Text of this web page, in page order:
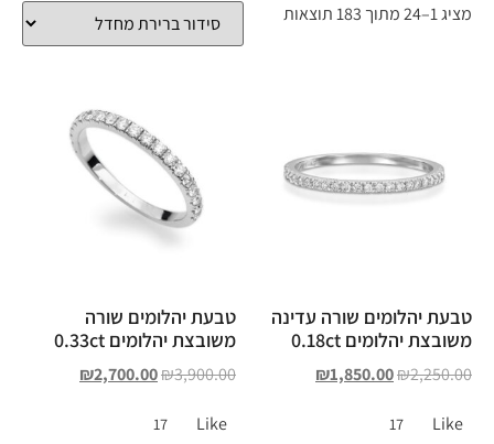
מציג 1–24 מתוך 183 תוצאות
טבעת יהלומים שורה עדינה
משובצת יהלומים 0.18ct
₪2,250.00
₪1,850.00
Like
17
טבעת יהלומים שורה
משובצת יהלומים 0.33ct
₪3,900.00
₪2,700.00
Like
17